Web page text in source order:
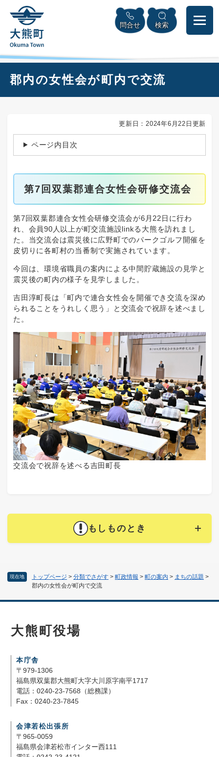
頭
メニューを飛ばして本文へ
問合せ 検索
現在地 トップページ > 分類でさがす > 町政情報 > 町の案内 > まちの話題 >
郡内の女性会が町内で交流
郡内の女性会が町内で交流
更新日：2024年6月22日更新
ページ内目次
第7回双葉郡連合女性会研修交流会
第7回双葉郡連合女性会研修交流会が6月22日に行わ
れ、会員90人以上が町交流施設linkる大熊を訪れまし
た。当交流会は震災後に広野町でのパークゴルフ開催を
皮切りに各町村の当番制で実施されています。
今回は、環境省職員の案内による中間貯蔵施設の見学と
震災後の町内の様子を見学しました。
吉田淳町長は「町内で連合女性会を開催でき交流を深め
られることをうれしく思う」と交流会で祝辞を述べまし
た。
交流会で祝辞を述べる吉田町長
もしものとき
大熊町役場
本庁舎
〒979-1306
福島県双葉郡大熊町大字大川原字南平1717
電話：0240-23-7568（総務課）
Fax：0240-23-7845
会津若松出張所
〒965-0059
福島県会津若松市インター西111